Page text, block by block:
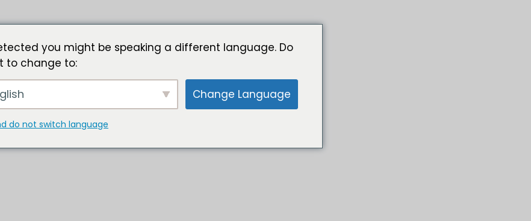
you might be speaking a different language. Do
to change to:
Change Language
do not switch language